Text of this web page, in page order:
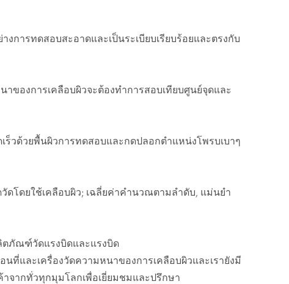
งการทดสอบสะอาดและเป็นระเบียบเรียบร้อยและตรงกับ
ของการเคลือบผิวจะต้องทำการสอบเทียบศูนย์จุดและ
ร็วด้วยพื้นผิวการทดสอบและกดปลอกตำแหน่งโพรบเบาๆ
ดโดยใช้เคลือบผิว; เฉลี่ยค่าคำนวณตามลำดับ, แม่นยำ
ลิตภัณฑ์วัดแรงบิดและแรงบิด
นที่และเครื่องวัดความหนาของการเคลือบผิวและเรายังมี
จากทั่วทุกมุมโลกเพื่อเยี่ยมชมและปรึกษา